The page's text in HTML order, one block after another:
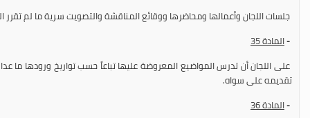
جلسات اللجان وأعمالها ومحاضرها ووقائع المناقشة والتصويت سرية ما لم تقرر
-المادة
على اللجان أن تدرس المواضيع المعروضة عليها تباعاً حسب تواريخ ورودها ما
تقديمه على سواه.
-المادة